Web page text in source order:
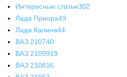
Интересные статьи302
Лада Приора49
Лада Калина44
ВАЗ 210740
ВАЗ 2109919
ВАЗ 210816